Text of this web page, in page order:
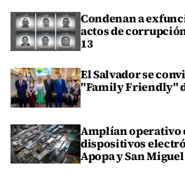
Condenan a
actos de
13
El Salvador se
"Family Friendly"
Amplían operativo
dispositivos
Apopa y San Miguel